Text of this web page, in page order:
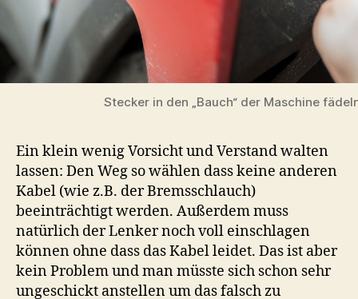
Stecker in den „Bauch“ der Maschine
Ein klein wenig Vorsicht und Verstand walten
lassen: Den Weg so wählen dass keine anderen
Kabel (wie z.B. der Bremsschlauch)
beeinträchtigt werden. Außerdem muss
natürlich der Lenker noch voll einschlagen
können ohne dass das Kabel leidet. Das ist aber
kein Problem und man müsste sich schon sehr
ungeschickt anstellen um das falsch zu